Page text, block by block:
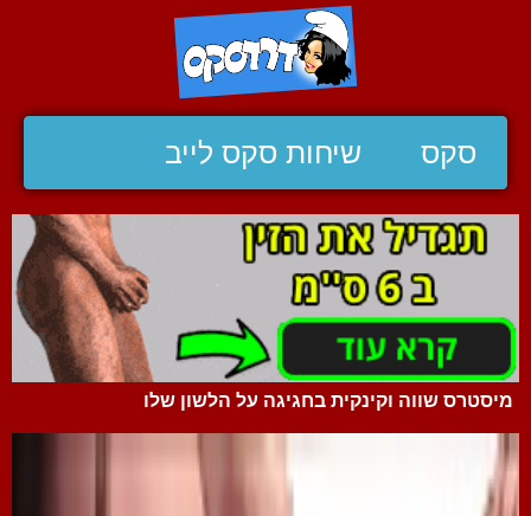
סקס שיחות סקס לייב
מיסטרס שווה וקינקית בחגיגה על הלשון שלו